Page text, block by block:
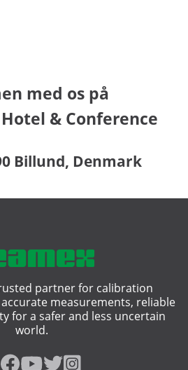
med os på
& Conference
Billund, Denmark
partner for calibration
measurements, reliable
for a safer and less uncertain
world.